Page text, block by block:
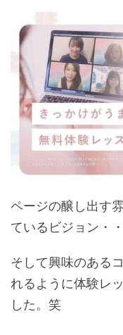
ページの醸し出す
ているビジョン・・
そして興味のある
れるように体験レ
した。笑